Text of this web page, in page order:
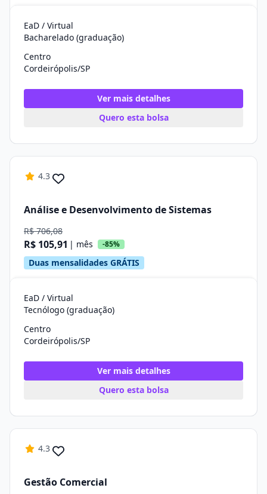
EaD / Virtual
Bacharelado (graduação)
Centro
Cordeirópolis/SP
Ver mais detalhes
Quero esta bolsa
4.3
Análise e Desenvolvimento de Sistemas
R$ 706,08
R$ 105,91 | mês -85%
Duas mensalidades GRÁTIS
EaD / Virtual
Tecnólogo (graduação)
Centro
Cordeirópolis/SP
Ver mais detalhes
Quero esta bolsa
4.3
Gestão Comercial